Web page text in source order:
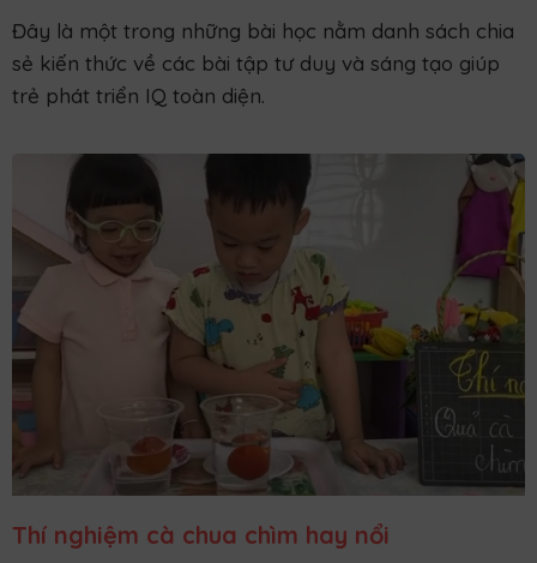
Đây là một trong những bài học nằm danh sách chia
sẻ kiến thức về các bài tập tư duy và sáng tạo giúp
trẻ phát triển IQ toàn diện.
Thí nghiệm cà chua chìm hay nổi